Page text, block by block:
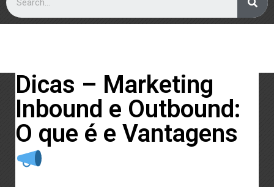
Dicas – Marketing
Inbound e Outbound:
O que é e Vantagens